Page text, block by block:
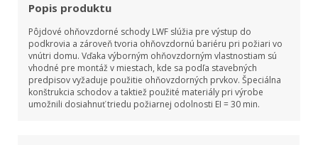
Popis produktu
Pôjdové ohňovzdorné schody LWF slúžia pre výstup do
podkrovia a zároveň tvoria ohňovzdornú bariéru pri požiari vo
vnútri domu. Vďaka výborným ohňovzdorným vlastnostiam sú
vhodné pre montáž v miestach, kde sa podľa stavebných
predpisov vyžaduje použitie ohňovzdorných prvkov. Špeciálna
konštrukcia schodov a taktiež použité materiály pri výrobe
umožnili dosiahnuť triedu požiarnej odolnosti EI = 30 min.